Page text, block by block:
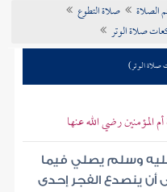
الصلاة
صلاة التطوع
صلاة الوتر
الوتر)
المؤمنين رضي الله عنها
وسلم يصلي فيما
أن ينصدع الفجر إحدى